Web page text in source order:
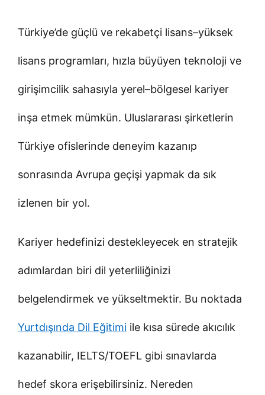
Türkiye’de güçlü ve rekabetçi lisans–yüksek
lisans programları, hızla büyüyen teknoloji ve
girişimcilik sahasıyla yerel–bölgesel kariyer
inşa etmek mümkün. Uluslararası şirketlerin
Türkiye ofislerinde deneyim kazanıp
sonrasında Avrupa geçişi yapmak da sık
izlenen bir yol.
Kariyer hedefinizi destekleyecek en stratejik
adımlardan biri dil yeterliliğinizi
belgelendirmek ve yükseltmektir. Bu noktada
Yurtdışında Dil Eğitimi ile kısa sürede akıcılık
kazanabilir, IELTS/TOEFL gibi sınavlarda
hedef skora erişebilirsiniz. Nereden